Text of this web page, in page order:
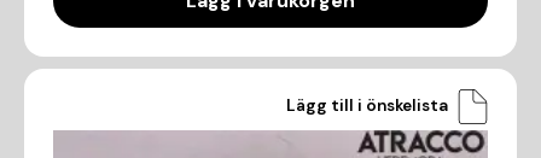
Lägg till i önskelista